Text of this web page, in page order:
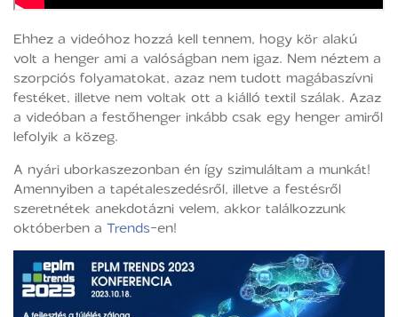
Ehhez a videóhoz hozzá kell tennem, hogy kör alakú
volt a henger ami a valóságban nem igaz. Nem néztem a
szorpciós folyamatokat, azaz nem tudott magábaszívni
festéket, illetve nem voltak ott a kiálló textil szálak. Azaz
a videóban a festőhenger inkább csak egy henger amiről
lefolyik a közeg.
A nyári uborkaszezonban én így szimuláltam a munkát!
Amennyiben a tapétaleszedésről, illetve a festésről
szeretnétek anekdotázni velem, akkor találkozzunk
októberben a Trends-en!